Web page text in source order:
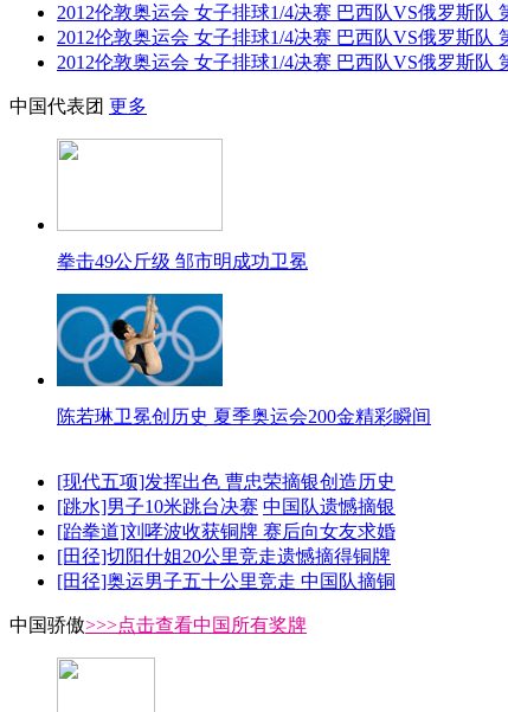
2012伦敦奥运会 女子排球1/4决赛 巴西队VS俄罗斯队
2012伦敦奥运会 女子排球1/4决赛 巴西队VS俄罗斯队
2012伦敦奥运会 女子排球1/4决赛 巴西队VS俄罗斯队
中国代表团 更多
拳击49公斤级 邹市明成功卫冕
陈若琳卫冕创历史 夏季奥运会200金精彩瞬间
[现代五项]发挥出色 曹忠荣摘银创造历史
[跳水]男子10米跳台决赛 中国队遗憾摘银
[跆拳道]刘哮波收获铜牌 赛后向女友求婚
[田径]切阳什姐20公里竞走遗憾摘得铜牌
[田径]奥运男子五十公里竞走 中国队摘铜
中国骄傲>>>点击查看中国所有奖牌